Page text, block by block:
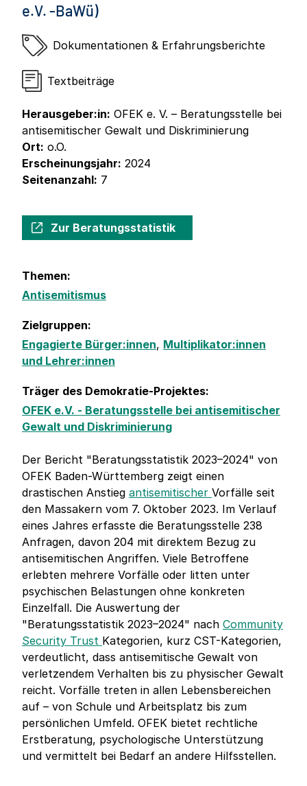
e.V. -BaWü)
Dokumentationen & Erfahrungsberichte
Textbeiträge
Herausgeber:in: OFEK e. V. – Beratungsstelle bei
antisemitischer Gewalt und Diskriminierung
Ort: o.O.
Erscheinungsjahr: 2024
Seitenanzahl: 7
Zur Beratungsstatistik
Themen:
Antisemitismus
Zielgruppen:
Engagierte Bürger:innen, Multiplikator:innen
und Lehrer:innen
Träger des Demokratie-Projektes:
OFEK e.V. - Beratungsstelle bei antisemitischer
Gewalt und Diskriminierung
Der Bericht "Beratungsstatistik 2023–2024" von
OFEK Baden-Württemberg zeigt einen
drastischen Anstieg antisemitischer Vorfälle seit
den Massakern vom 7. Oktober 2023. Im Verlauf
eines Jahres erfasste die Beratungsstelle 238
Anfragen, davon 204 mit direktem Bezug zu
antisemitischen Angriffen. Viele Betroffene
erlebten mehrere Vorfälle oder litten unter
psychischen Belastungen ohne konkreten
Einzelfall. Die Auswertung der
"Beratungsstatistik 2023–2024" nach Community
Security Trust Kategorien, kurz CST-Kategorien,
verdeutlicht, dass antisemitische Gewalt von
verletzendem Verhalten bis zu physischer Gewalt
reicht. Vorfälle treten in allen Lebensbereichen
auf – von Schule und Arbeitsplatz bis zum
persönlichen Umfeld. OFEK bietet rechtliche
Erstberatung, psychologische Unterstützung
und vermittelt bei Bedarf an andere Hilfsstellen.